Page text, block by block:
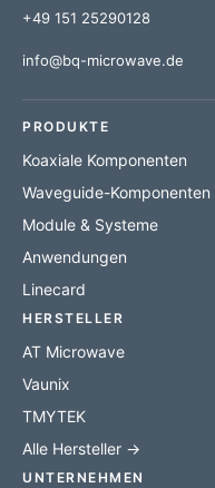
+49 151 25290128
info@bq-microwave.de
PRODUKTE
Koaxiale Komponenten
Waveguide-Komponenten
Module & Systeme
Anwendungen
Linecard
HERSTELLER
AT Microwave
Vaunix
TMYTEK
Alle Hersteller →
UNTERNEHMEN